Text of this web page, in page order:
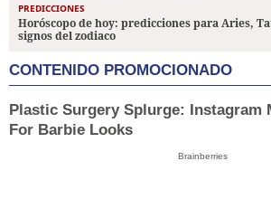
PREDICCIONES
Horóscopo de hoy: predicciones para Aries,
signos del zodiaco
CONTENIDO PROMOCIONADO
Plastic Surgery Splurge: Instagram
For Barbie Looks
Brainberries